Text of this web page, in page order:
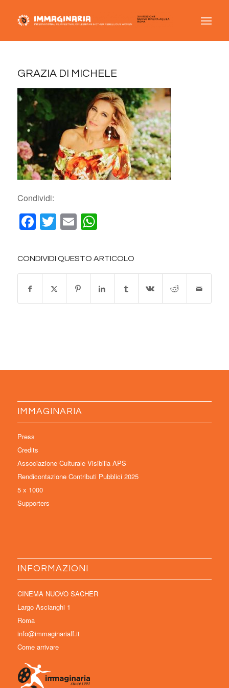
GRAZIA DI MICHELE
Condividi:
Facebook
Twitter
EmailWhatsApp
CONDIVIDI QUESTO ARTICOLO
IMMAGINARIA
Press
Credits
Associazione Culturale Visibilia APS
Rendicontazione Contributi Pubblici 2025
5 x 1000
Supporters
INFORMAZIONI
CINEMA NUOVO SACHER
Largo Ascianghi 1
Roma
info@immaginariaff.it
Come arrivare